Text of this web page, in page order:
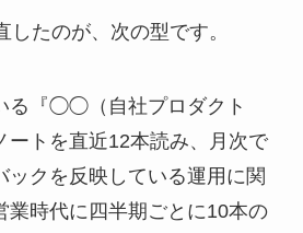
したのが、次の型です。
る『◯◯（自社プロダクト
ートを直近12本読み、月次で
ックを反映している運用に関
業時代に四半期ごとに10本の